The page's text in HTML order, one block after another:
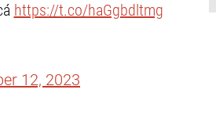
https://t.co/haGgbdltmg
12, 2023